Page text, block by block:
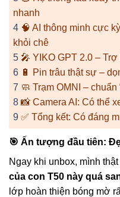
nhanh
4 🧠 AI thông minh cực
khỏi chê
5 🎤 YIKO GPT 2.0 –
6 🔋 Pin trâu thật sự –
7 🧼 Trạm OMNI –
8 📸 Camera AI: Có thể
9 ✅ Tổng kết: Có đáng
🎯 Ấn tượng đầu tiên:
Ngay khi unbox, mình
của con T50 này quá
lớp hoàn thiện bóng mờ